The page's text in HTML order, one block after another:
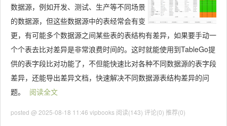
数据源，例如开发、测试、生产等不同场景
的数据源，但这些数据源中的表经常会有变
更，有可能多个数据源之间某些表的表结构有差异，如果要手动一
个个表去比对差异是非常浪费时间的。这时就能使用到TableGo提
供的表字段比对功能了，不但能快速比对各种不同数据源的表字段
差异，还能导出差异文档，快速解决不同数据源表结构差异的问
题。
阅读全文
posted @ 2025-08-18 11:46 vipbooks 阅读(143) 评论(0) 推荐(0)